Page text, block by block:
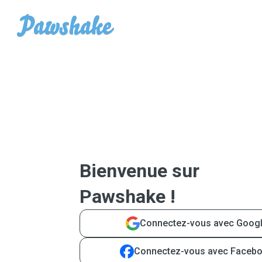
Bienvenue sur
Pawshake !
Connectez-vous avec
Connectez-vous avec